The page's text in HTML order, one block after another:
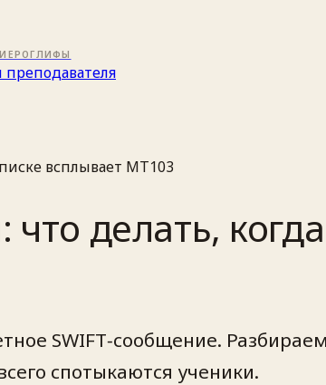
преподавателя
всплывает MT103
делать,
SWIFT‑сообщение.
спотыкаются ученики.